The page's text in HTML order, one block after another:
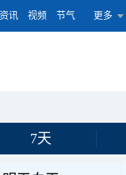
资讯 视频 节气 更多
7天